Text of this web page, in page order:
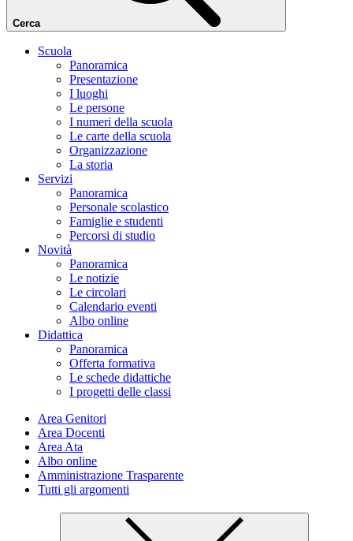
Cerca
Scuola
Panoramica
Presentazione
I luoghi
Le persone
I numeri della scuola
Le carte della scuola
Organizzazione
La storia
Servizi
Panoramica
Personale scolastico
Famiglie e studenti
Percorsi di studio
Novità
Panoramica
Le notizie
Le circolari
Calendario eventi
Albo online
Didattica
Panoramica
Offerta formativa
Le schede didattiche
I progetti delle classi
Area Genitori
Area Docenti
Area Ata
Albo online
Amministrazione Trasparente
Tutti gli argomenti